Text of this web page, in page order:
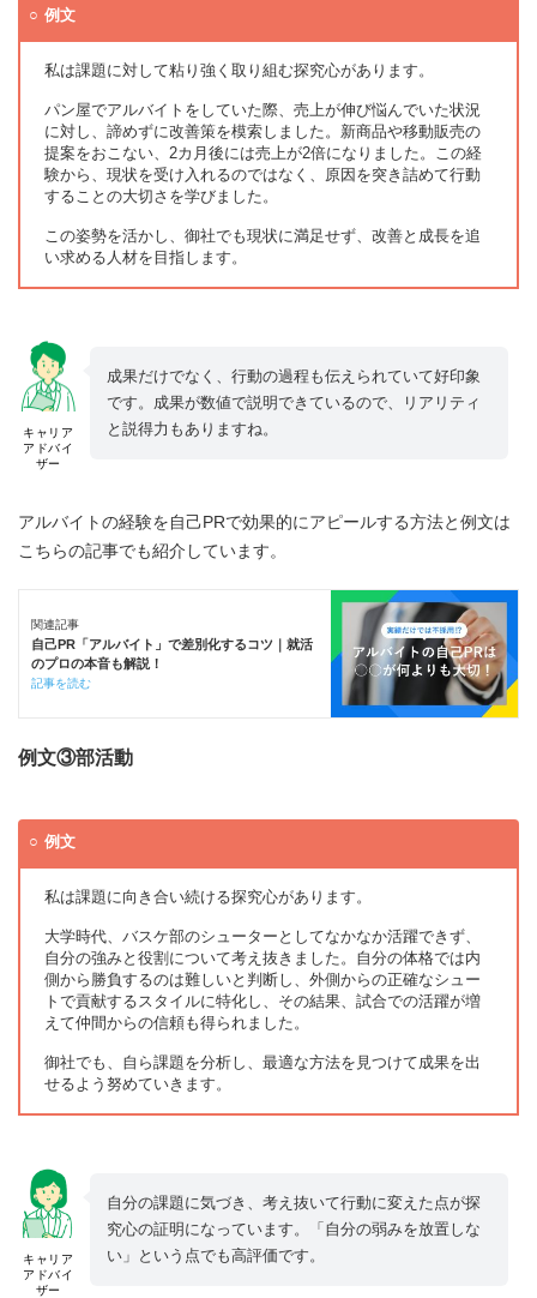
例文
私は課題に対して粘り強く取り組む探究心があります。
パン屋でアルバイトをしていた際、売上が伸び悩んでいた状況
に対し、諦めずに改善策を模索しました。新商品や移動販売の
提案をおこない、2カ月後には売上が2倍になりました。この経
験から、現状を受け入れるのではなく、原因を突き詰めて行動
することの大切さを学びました。
この姿勢を活かし、御社でも現状に満足せず、改善と成長を追
い求める人材を目指します。
キャリア
アドバイ
ザー
成果だけでなく、行動の過程も伝えられていて好印象
です。成果が数値で説明できているので、リアリティ
と説得力もありますね。
アルバイトの経験を自己PRで効果的にアピールする方法と例文は
こちらの記事でも紹介しています。
関連記事
自己PR「アルバイト」で差別化するコツ｜就活
のプロの本音も解説！
記事を読む
例文③部活動
例文
私は課題に向き合い続ける探究心があります。
大学時代、バスケ部のシューターとしてなかなか活躍できず、
自分の強みと役割について考え抜きました。自分の体格では内
側から勝負するのは難しいと判断し、外側からの正確なシュー
トで貢献するスタイルに特化し、その結果、試合での活躍が増
えて仲間からの信頼も得られました。
御社でも、自ら課題を分析し、最適な方法を見つけて成果を出
せるよう努めていきます。
キャリア
アドバイ
ザー
自分の課題に気づき、考え抜いて行動に変えた点が探
究心の証明になっています。「自分の弱みを放置しな
い」という点でも高評価です。